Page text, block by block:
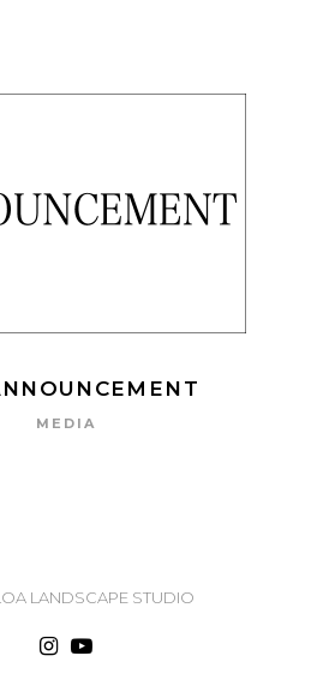
MEDIA
LANDSCAPE STUDIO